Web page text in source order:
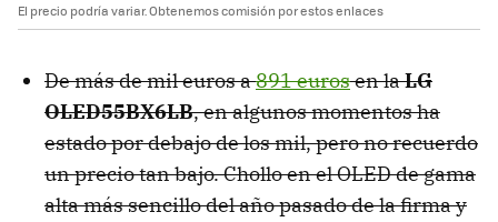
El precio podría variar. Obtenemos comisión por estos enlaces
De más de mil euros a891 eurosen laLG
OLED55BX6LB, en algunos momentos ha
estado por debajo de los mil, pero no recuerdo
un precio tan bajo. Chollo en el OLED de gama
alta más sencillo del año pasado de la firma y